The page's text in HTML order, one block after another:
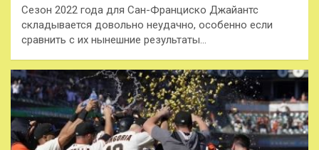
Сезон 2022 года для Сан-Франциско Джайантс
складывается довольно неудачно, особенно если
сравнить с их нынешние результаты…